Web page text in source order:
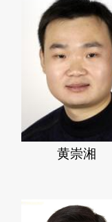
黄崇湘